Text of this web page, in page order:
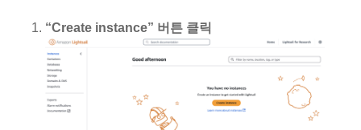
“Create instance” 버튼 클릭